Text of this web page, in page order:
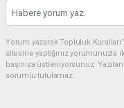
Yorum yazarak Topluluk
sitesine yaptığınız
başınıza üstleniyorsunuz.
sorumlu tutulamaz.